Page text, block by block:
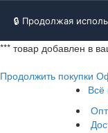
🔒 Продолжая
*** товар добавлен в
Продолжить покупки
Всё